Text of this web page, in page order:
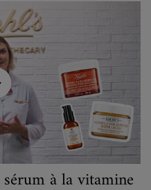
à la vitamine